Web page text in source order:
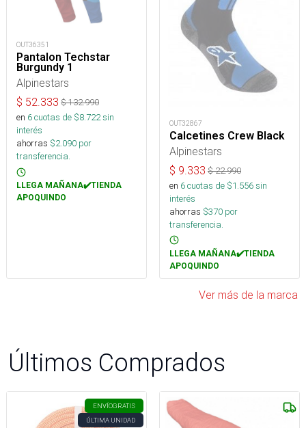
OUT36351
Pantalon Techstar
Burgundy 1
Alpinestars
$ 52.333 $132.990
en 6cuotas de $8.722sin
interés
ahorras $2.090 por
transferencia.
LLEGA MAÑANA✔️TIENDA
APOQUINDO
OUT32867
Calcetines Crew Black
Alpinestars
$ 9.333 $22.990
en 6cuotas de $1.556sin
interés
ahorras $370 por
transferencia.
LLEGA MAÑANA✔️TIENDA
APOQUINDO
Ver más de la marca
Últimos Comprados
ENVÍOGRATIS
ÚLTIMA UNIDAD